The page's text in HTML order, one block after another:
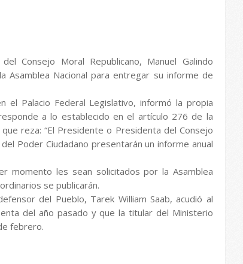
Consejo Moral Republicano, Manuel Galindo
Asamblea Nacional para entregar su informe de
Palacio Federal Legislativo, informó la propia
a lo establecido en el artículo 276 de la
reza: “El Presidente o Presidenta del Consejo
Poder Ciudadano presentarán un informe anual
momento les sean solicitados por la Asamblea
se publicarán.
del Pueblo, Tarek William Saab, acudió al
del año pasado y que la titular del Ministerio
febrero.